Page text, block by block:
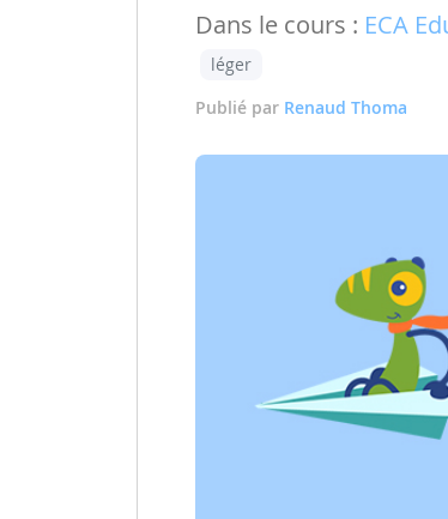
Dans le cours : ECA
léger
Publié par Renaud Thoma